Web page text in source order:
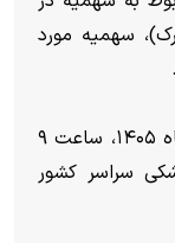
سهمیه مورد
زمان برگزاری آزمون پنج‌شنبه ۱۹ شهریورماه ۱۴۰۵، ساعت ۹
سراسر کشور